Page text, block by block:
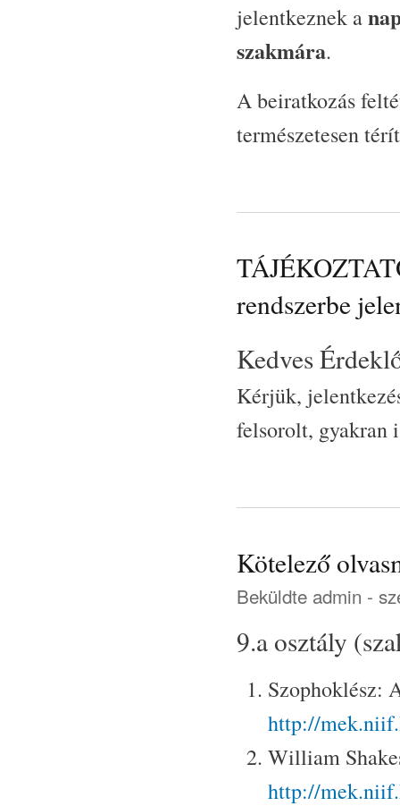
jelentkeznek a
szakmára.
A beiratkozás
természetesen
rendszerbe
Kedves
Kérjük,
felsorolt, gyakran
Kötelező
Beküldte admin -
9.a osztály
Szophoklész:
http://
William
http://